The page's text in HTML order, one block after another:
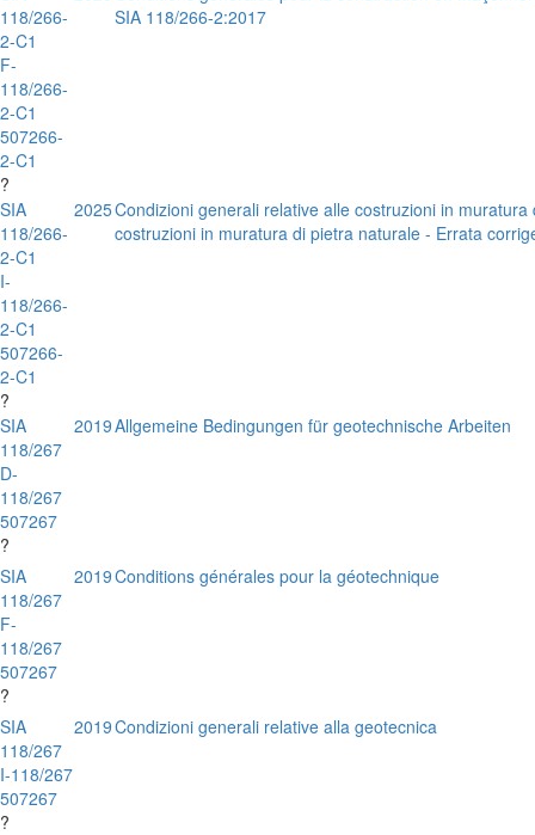
118/266-
2-C1
F-
118/266-
2-C1
507266-
2-C1
?
SIA 118/266-2:2017
SIA
118/266-
2-C1
I-
118/266-
2-C1
507266-
2-C1
?
2025Condizioni generali relative alle costruzioni in
costruzioni in muratura di pietra naturale - Errata
SIA
118/267
D-
118/267
507267
?
2019Allgemeine Bedingungen für geotechnische Arbeiten
SIA
118/267
F-
118/267
507267
?
2019Conditions générales pour la géotechnique
SIA
118/267
I-118/267
507267
?
2019Condizioni generali relative alla geotecnica